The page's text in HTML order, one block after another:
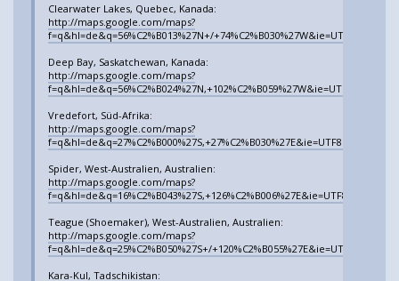
Clearwater Lakes, Quebec, Kanada:
http://maps.google.com/maps?
f=q&hl=de&q=56%C2%B013%27N+/
Deep Bay, Saskatchewan, Kanada:
http://maps.google.com/maps?
Vredefort, Süd-Afrika:
http://maps.google.com/maps?
Spider, West-Australien, Australien:
http://maps.google.com/maps?
Teague (Shoemaker), West-Australien, Australien:
http://maps.google.com/maps?
f=q&hl=de&q=25%C2%B050%27S+/
Kara-Kul, Tadschikistan: